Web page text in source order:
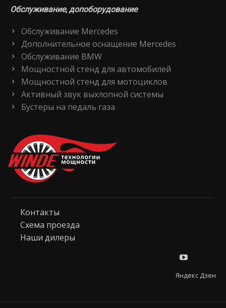
Обслуживание, допоборудование
Обслуживание Mercedes
Дополнительное оснащение Mercedes
Обслуживание BMW
Мощностной стенд для автомобилей
Мощностной стенд для мотоциклов
Активный звук выхлопной системы
Бустеры на педаль газа
Контакты
Схема проезда
Наши дилеры
Яндекс Дзен